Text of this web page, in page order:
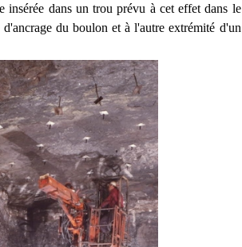
dans un trou prévu à cet effet dans le
du boulon et à l'autre extrémité d'un